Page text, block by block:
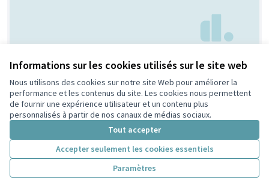
Informations sur les cookies utilisés sur le site web
Nous utilisons des cookies sur notre site Web pour améliorer la
performance et les contenus du site. Les cookies nous permettent
de fournir une expérience utilisateur et un contenu plus
personnalisés à partir de nos canaux de médias sociaux.
Tout accepter
Accepter seulement les cookies essentiels
Paramètres
Creation d'espaces
jeunesse
Non retenue par le tri
Bouaziz
1 4